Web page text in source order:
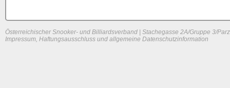
Österreichischer Snooker- und Billiardsverband | Stachegasse 2A/Gruppe 3/
Impressum, Haftungsausschluss und allgemeine Datenschutzinformation